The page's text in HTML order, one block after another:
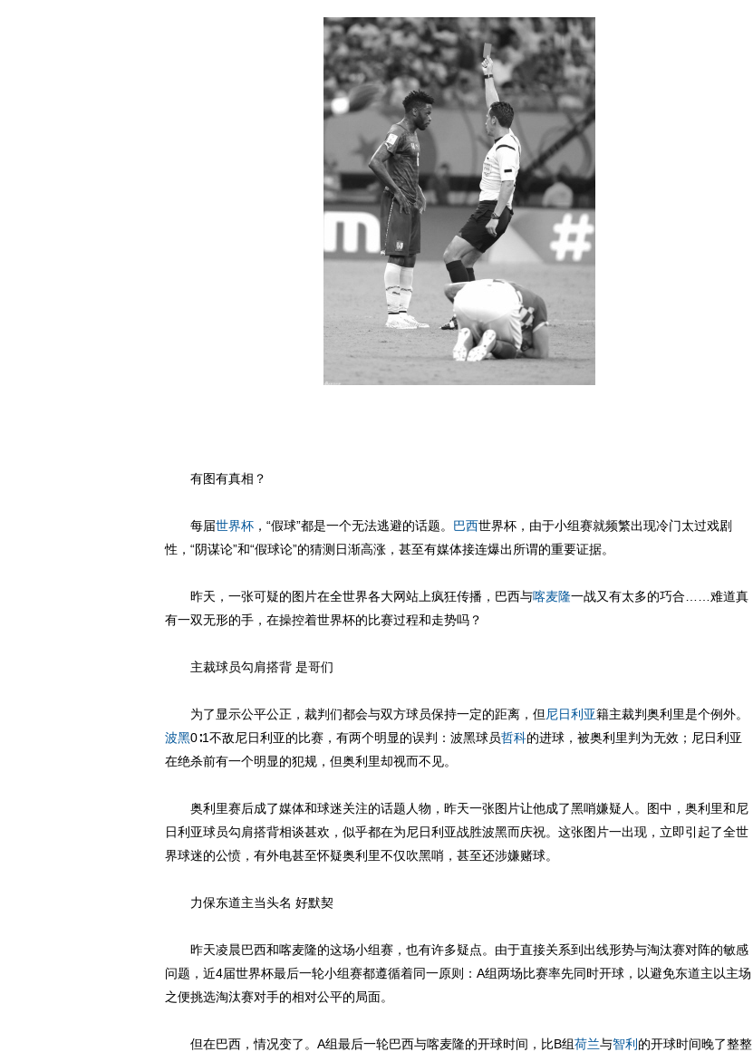
有图有真相？
每届世界杯 ，“假球”都是一个无法逃避的话题。 巴西世界杯，由于小组赛就频繁出现冷门太过戏剧
性，“阴谋论”和“假球论”的猜测日渐高涨，甚至有媒体接连爆出所谓的重要证据。
昨天，一张可疑的图片在全世界各大网站上疯狂传播，巴西与喀麦隆一战又有太多的巧合……难道真
有一双无形的手，在操控着世界杯的比赛过程和走势吗？
主裁球员勾肩搭背 是哥们
为了显示公平公正，裁判们都会与双方球员保持一定的距离，但尼日利亚籍主裁判奥利里是个例外。
波黑0∶1不敌尼日利亚的比赛，有两个明显的误判：波黑球员哲科的进球，被奥利里判为无效；尼日利亚
在绝杀前有一个明显的犯规，但奥利里却视而不见。
奥利里赛后成了媒体和球迷关注的话题人物，昨天一张图片让他成了黑哨嫌疑人。图中，奥利里和尼
日利亚球员勾肩搭背相谈甚欢，似乎都在为尼日利亚战胜波黑而庆祝。这张图片一出现，立即引起了全世
界球迷的公愤，有外电甚至怀疑奥利里不仅吹黑哨，甚至还涉嫌赌球。
力保东道主当头名 好默契
昨天凌晨巴西和喀麦隆的这场小组赛，也有许多疑点。由于直接关系到出线形势与淘汰赛对阵的敏感
问题，近4届世界杯最后一轮小组赛都遵循着同一原则：A组两场比赛率先同时开球，以避免东道主以主场
之便挑选淘汰赛对手的相对公平的局面。
但在巴西，情况变了。A组最后一轮巴西与喀麦隆的开球时间，比B组荷兰与智利 的开球时间晚了整整